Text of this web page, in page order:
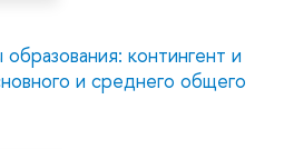
контингент и
и среднего общего